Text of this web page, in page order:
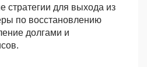
стратегии для выхода из
по восстановлению
долгами и